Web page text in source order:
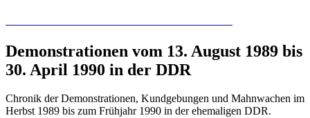
Demonstrationen vom 13. August 1989 bis
30. April 1990 in der DDR
Chronik der Demonstrationen, Kundgebungen und Mahnwachen im
Herbst 1989 bis zum Frühjahr 1990 in der ehemaligen DDR.